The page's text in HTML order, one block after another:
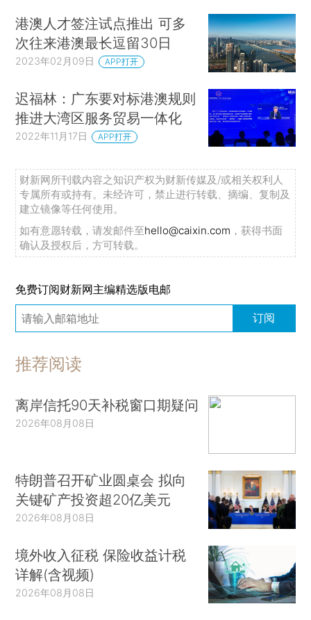
港澳人才签注试点推出 可多
次往来港澳最长逗留30日
2023年02月09日 APP打开
迟福林：广东要对标港澳规则
推进大湾区服务贸易一体化
2022年11月17日 APP打开
财新网所刊载内容之知识产权为财新传媒及/或相关权利人
专属所有或持有。未经许可，禁止进行转载、摘编、复制及
建立镜像等任何使用。
如有意愿转载，请发邮件至hello@caixin.com ，获得书面
确认及授权后，方可转载。
免费订阅财新网主编精选版电邮
订阅
推荐阅读
离岸信托90天补税窗口期疑问
2026年08月08日
特朗普召开矿业圆桌会 拟向
关键矿产投资超20亿美元
2026年08月08日
境外收入征税 保险收益计税
详解(含视频)
2026年08月08日